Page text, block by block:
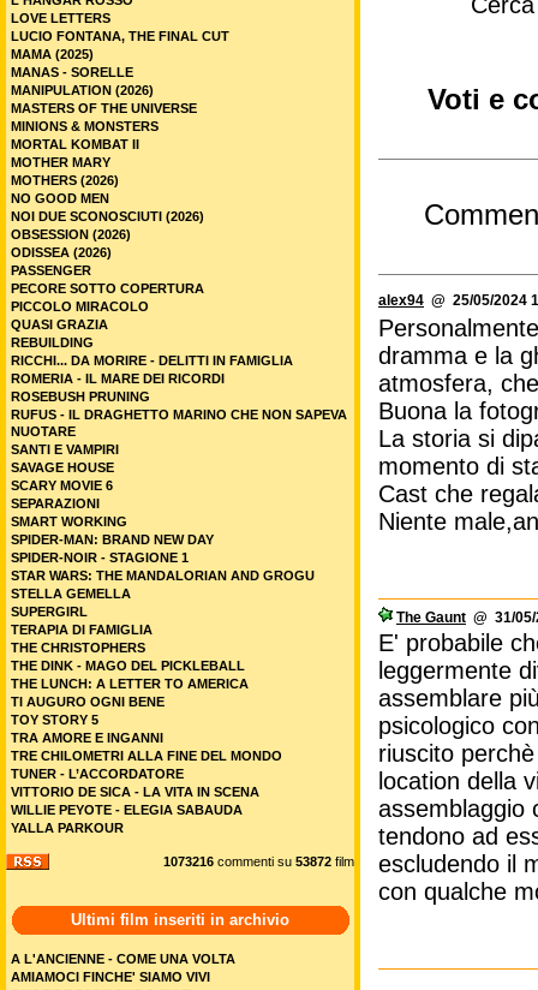
Voti e
alex94 @ 25/05/2024
dramma e la
atmosfera,
Buona la
La storia si
momento di
Cast che
Niente
The Gaunt @ 31/
E' probabile
leggermente
assemblare
psicologico
riuscito
location della
assemblaggio
tendono ad
escludendo il
con qualche
LOVE LETTERS
LUCIO FONTANA, THE FINAL CUT
MAMA (2025)
MANAS - SORELLE
MANIPULATION (2026)
MASTERS OF THE UNIVERSE
MINIONS & MONSTERS
MORTAL KOMBAT II
MOTHER MARY
MOTHERS (2026)
NO GOOD MEN
NOI DUE SCONOSCIUTI (2026)
OBSESSION (2026)
ODISSEA (2026)
PASSENGER
PECORE SOTTO COPERTURA
PICCOLO MIRACOLO
QUASI GRAZIA
REBUILDING
RICCHI... DA MORIRE - DELITTI IN FAMIGLIA
ROMERIA - IL MARE DEI RICORDI
ROSEBUSH PRUNING
RUFUS - IL DRAGHETTO MARINO CHE NON SAPEVA
NUOTARE
SANTI E VAMPIRI
SAVAGE HOUSE
SCARY MOVIE 6
SEPARAZIONI
SMART WORKING
SPIDER-MAN: BRAND NEW DAY
SPIDER-NOIR - STAGIONE 1
STAR WARS: THE MANDALORIAN AND GROGU
STELLA GEMELLA
SUPERGIRL
TERAPIA DI FAMIGLIA
THE CHRISTOPHERS
THE DINK - MAGO DEL PICKLEBALL
THE LUNCH: A LETTER TO AMERICA
TI AUGURO OGNI BENE
TOY STORY 5
TRA AMORE E INGANNI
TRE CHILOMETRI ALLA FINE DEL MONDO
TUNER - L’ACCORDATORE
VITTORIO DE SICA - LA VITA IN SCENA
WILLIE PEYOTE - ELEGIA SABAUDA
YALLA PARKOUR
1073216 commenti su 53872 film
Ultimi film inseriti in archivio
A L'ANCIENNE - COME UNA VOLTA
AMIAMOCI FINCHE' SIAMO VIVI